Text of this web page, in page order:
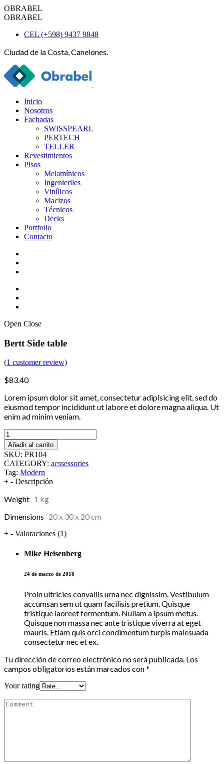
OBRABEL
OBRABEL
CEL (+598) 9437 9848
Ciudad de la Costa, Canelones.
Inicio
Nosotros
Fachadas
SWISSPEARL
PERTECH
TELLER
Revestimientos
Pisos
Melamínicos
Ingenieriles
Vinílicos
Macizos
Técnicos
Decks
Portfolio
Contacto
Open Close
Bertt Side table
(1 customer review)
$83.40
Lorem ipsum dolor sit amet, consectetur adipisicing elit, sed do
eiusmod tempor incididunt ut labore et dolore magna aliqua. Ut
enim ad minim veniam.
Quantity
Añadir al carrito
SKU: PR104
CATEGORY: acssessories
Tag: Modern
+ - Descripción
Weight 1 kg
Dimensions 20 x 30 x 20 cm
+ - Valoraciones (1)
Mike Heisenberg
24 de marzo de 2018
Proin ultricies convallis urna nec dignissim. Vestibulum
accumsan sem ut quam facilisis pretium. Quisque
tristique laoreet fermentum. Nullam a ipsum metus.
Quisque non massa nec ante tristique viverra at eget
mauris. Etiam quis orci condimentum turpis malesuada
consectetur nec et ex.
Tu dirección de correo electrónico no será publicada. Los
campos obligatorios están marcados con*
Your rating